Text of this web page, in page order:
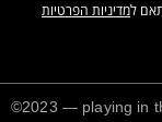
מדיניות הפרטיות
©2023 — playing in